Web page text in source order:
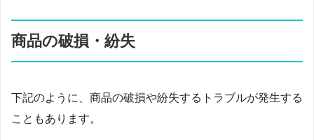
商品の破損・紛失
下記のように、商品の破損や紛失するトラブルが発生する
こともあります。